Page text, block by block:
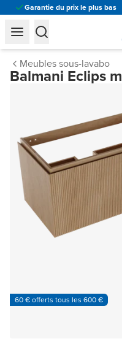
Garantie du prix le plus bas
Meubles sous-lavabo
Balmani Eclips
60 € offerts tous les 600 €